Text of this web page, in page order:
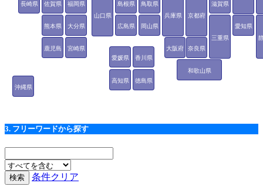
愛知県
三重県
滋賀県
京都府
大阪府
兵庫県
奈良県
和歌山県
鳥取県
島根県
岡山県
広島県
山口県
徳島県
香川県
愛媛県
高知県
福岡県
佐賀県
長崎県
熊本県 大分県
宮崎県
鹿児島
沖縄県
3. フリーワードから探す
条件クリア